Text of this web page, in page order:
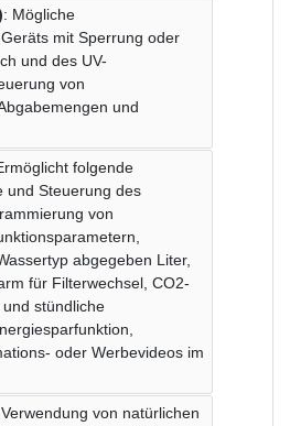
: Mögliche
mit Sperrung oder
und des UV-
von
und
folgende
und Steuerung des
von
abgegeben Liter,
für Filterwechsel, CO2-
stündliche
oder Werbevideos im
von natürlichen